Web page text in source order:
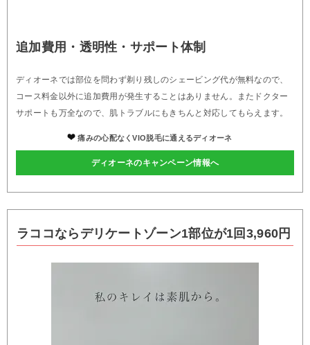
追加費用・透明性・サポート体制
ディオーネでは部位を問わず剃り残しのシェービング代が無料なので、
コース料金以外に追加費用が発生することはありません。またドクター
サポートも万全なので、肌トラブルにもきちんと対応してもらえます。
痛みの心配なくVIO脱毛に通えるディオーネ
ディオーネのキャンペーン情報へ
ラココならデリケートゾーン1部位が1回3,960円